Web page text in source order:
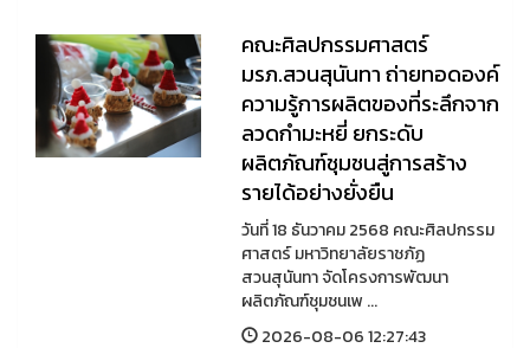
คณะศิลปกรรมศาสตร์
มรภ.สวนสุนันทา ถ่ายทอดองค์
ความรู้การผลิตของที่ระลึกจาก
ลวดกำมะหยี่ ยกระดับ
ผลิตภัณฑ์ชุมชนสู่การสร้าง
รายได้อย่างยั่งยืน
วันที่ 18 ธันวาคม 2568 คณะศิลปกรรม
ศาสตร์ มหาวิทยาลัยราชภัฏ
สวนสุนันทา จัดโครงการพัฒนา
ผลิตภัณฑ์ชุมชนเพ ...
2026-08-06 12:27:43